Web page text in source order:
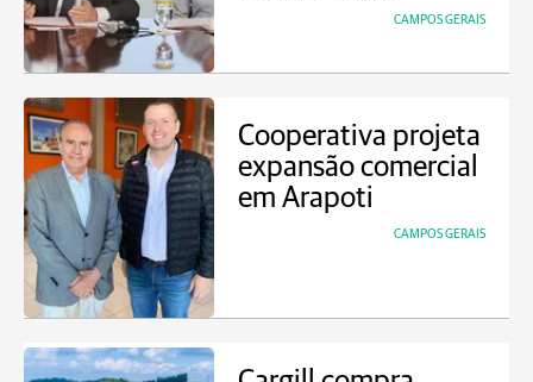
CAMPOS GERAIS
Cooperativa projeta
expansão comercial
em Arapoti
CAMPOS GERAIS